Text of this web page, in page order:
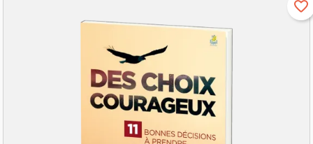
favorite_border